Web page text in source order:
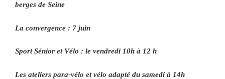
berges de Seine
La convergence : 7 juin
Sport Sénior et Vélo : le vendredi 10h à 12 h
Les ateliers para-vélo et vélo adapté du samedi à 14h